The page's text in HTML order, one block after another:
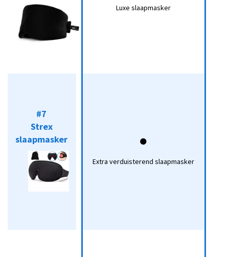
slaapmasker
slaapmasker
slaapmasker
Luxe slaapmasker
🌑
Extra verduisterend slaapmasker
#7
Strex
slaapmasker